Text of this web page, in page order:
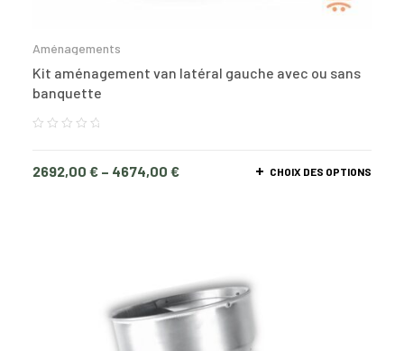
Aménagements
Kit aménagement van latéral gauche avec ou sans
banquette
2692,00 € – 4674,00 € CHOIX DES OPTIONS